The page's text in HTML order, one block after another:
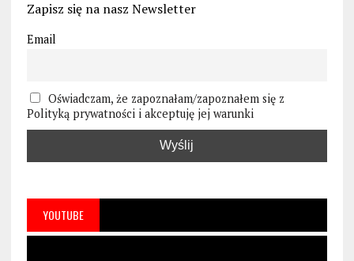
Zapisz się na nasz Newsletter
Email
Oświadczam, że zapoznałam/zapoznałem się z
Polityką prywatności i akceptuję jej warunki
YOUTUBE